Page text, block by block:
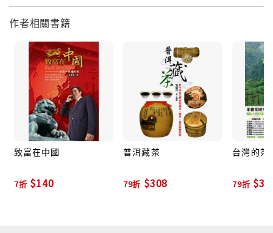
器、玉器、水晶，至錫、銅、生鐵、不銹鋼等重金屬
等，不斷交互運用及實驗；彼此競豔的造型或色彩、功
能等表現更是各具巧思、超乎想像。不僅呈現唐宋以來
的最顛峰，並在兩岸與日本、韓國、馬來西亞等地發光
發熱，將台灣豐富的茶文化帶向全世界。
要全盤深入台灣的茶器談何容易？喝茶二十年來，我除
了不斷嘗試比較各種茶器的優劣特色，還要從博物館尋
找先賢創作的蛛絲馬跡，拜訪前輩一路走來的艱辛歷
程。
近十多年來更陸續深入採訪台灣各地的茶器創作人，從
作者相關書籍
致富在中國
7折 $140
普洱藏茶
79折 $308
台灣的茶
79折